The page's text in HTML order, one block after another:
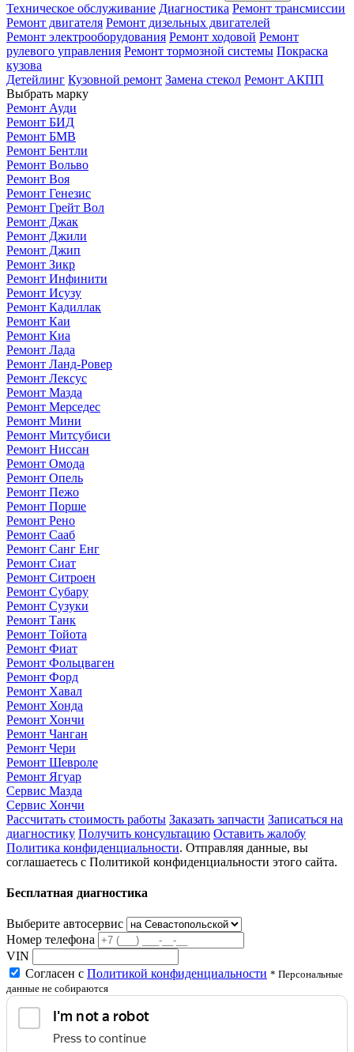
Техническое обслуживание Диагностика Ремонт трансмиссии
Ремонт двигателя Ремонт дизельных двигателей
Ремонт электрооборудования Ремонт ходовой Ремонт
рулевого управления Ремонт тормозной системы Покраска
кузова
Детейлинг Кузовной ремонт Замена стекол Ремонт АКПП
Выбрать марку
Ремонт Ауди
Ремонт БИД
Ремонт БМВ
Ремонт Бентли
Ремонт Вольво
Ремонт Воя
Ремонт Генезис
Ремонт Грейт Вол
Ремонт Джак
Ремонт Джили
Ремонт Джип
Ремонт Зикр
Ремонт Инфинити
Ремонт Исузу
Ремонт Кадиллак
Ремонт Каи
Ремонт Киа
Ремонт Лада
Ремонт Ланд-Ровер
Ремонт Лексус
Ремонт Мазда
Ремонт Мерседес
Ремонт Мини
Ремонт Митсубиси
Ремонт Ниссан
Ремонт Омода
Ремонт Опель
Ремонт Пежо
Ремонт Порше
Ремонт Рено
Ремонт Сааб
Ремонт Санг Енг
Ремонт Сиат
Ремонт Ситроен
Ремонт Субару
Ремонт Сузуки
Ремонт Танк
Ремонт Тойота
Ремонт Фиат
Ремонт Фольцваген
Ремонт Форд
Ремонт Хавал
Ремонт Хонда
Ремонт Хончи
Ремонт Чанган
Ремонт Чери
Ремонт Шевроле
Ремонт Ягуар
Сервис Мазда
Сервис Хончи
Рассчитать стоимость работы Заказать запчасти Записаться на
диагностику Получить консультацию Оставить жалобу
Политика конфиденциальности. Отправляя данные, вы
соглашаетесь с Политикой конфиденциальности этого сайта.
Бесплатная диагностика
Выберите автосервис
Номер телефона
VIN
Согласен с Политикой конфиденциальности * Персональные
данные не собираются